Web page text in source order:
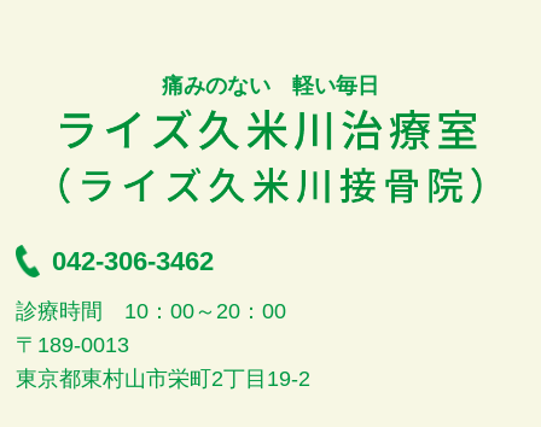
痛みのない 軽い毎日
042-306-3462
診療時間 10：00～20：00
〒189-0013
東京都東村山市栄町2丁目19-2